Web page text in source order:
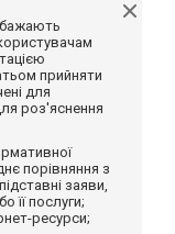
бажають
прийняти
для
роз'яснення
порівняння з
заяви,
її послуги;
ресурси;